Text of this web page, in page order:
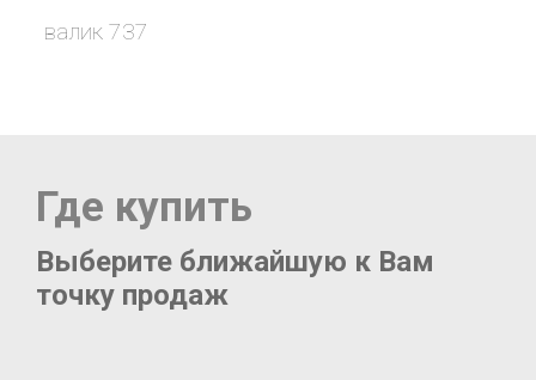
валик 737
Где купить
Выберите ближайшую к Вам
точку продаж